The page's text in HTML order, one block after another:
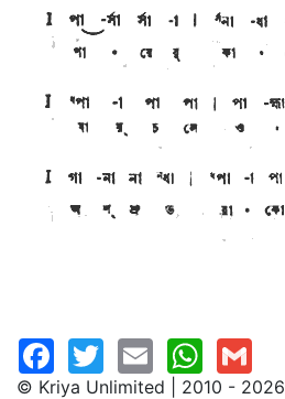
© Kriya Unlimited | 2010 - 2026